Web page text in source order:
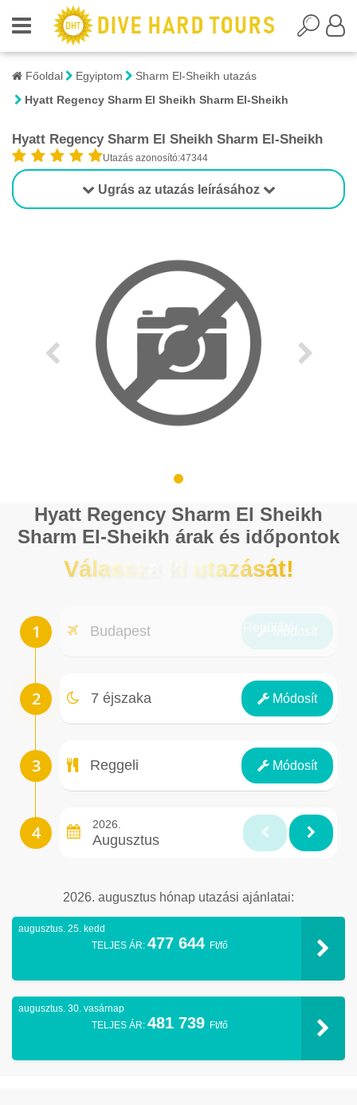
Főoldal Egyiptom
Sharm El-Sheikh utazás
Hyatt Regency Sharm El Sheikh Sharm El-Sheikh
Hyatt Regency Sharm El Sheikh Sharm El-Sheikh
Utazás azonosító:47344
Ugrás az utazás leírásához
Hyatt Regency Sharm El Sheikh
Sharm El-Sheikh árak és időpontok
Válassza ki utazását!
Budapest
7 éjszaka Módosít
Éjszakák
Reggeli Módosít
Ellátás
2026.
Augusztus
2026. augusztus hónap utazási ajánlatai:
augusztus. 25. kedd
TELJES ÁR: 477 644 Ft/fő
augusztus. 30. vasárnap
TELJES ÁR: 481 739 Ft/fő